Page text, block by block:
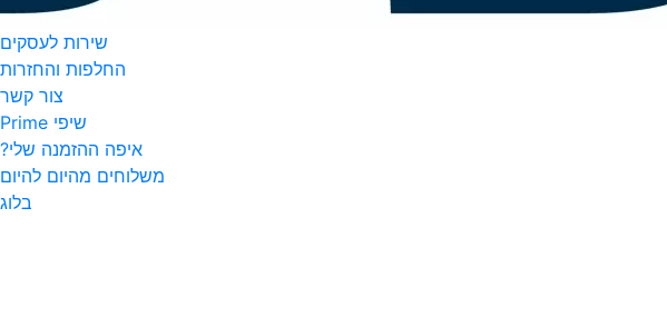
שירות לעסקים
החלפות והחזרות
צור קשר
שיפי Prime
איפה ההזמנה שלי?
משלוחים מהיום להיום
בלוג